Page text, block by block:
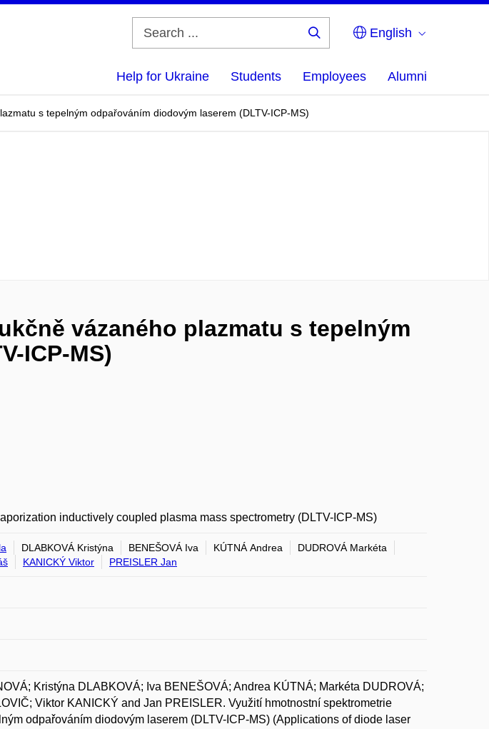
English
Help for Ukraine Students Employees Alumni
s tepelným odpařováním diodovým laserem (DLTV-ICP-MS)
vázaného plazmatu s tepelným
ICP-MS)
inductively coupled plasma mass spectrometry (DLTV-ICP-MS)
DLABKOVÁ Kristýna BENEŠOVÁ Iva KÚTNÁ Andrea
DUDROVÁ Markéta
KANICKÝ Viktor PREISLER Jan
Kristýna DLABKOVÁ; Iva BENEŠOVÁ; Andrea KÚTNÁ; Markéta DUDROVÁ;
Viktor KANICKÝ and Jan PREISLER. Využití hmotnostní spektrometrie
odpařováním diodovým laserem (DLTV-ICP-MS) (Applications of diode laser